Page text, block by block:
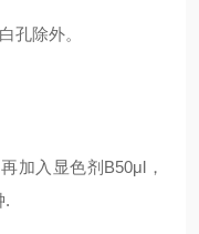
孔除外。
加入显色剂B50μl，
.